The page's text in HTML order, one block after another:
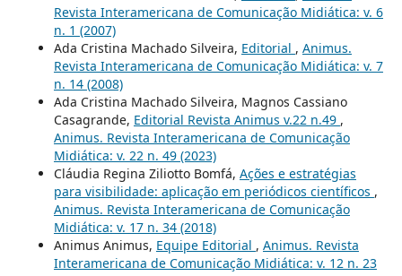
Revista Interamericana de Comunicação Midiática: v. 6
n. 1 (2007)
Ada Cristina Machado Silveira, Editorial , Animus.
Revista Interamericana de Comunicação Midiática: v. 7
n. 14 (2008)
Ada Cristina Machado Silveira, Magnos Cassiano
Casagrande, Editorial Revista Animus v.22 n.49 ,
Animus. Revista Interamericana de Comunicação
Midiática: v. 22 n. 49 (2023)
Cláudia Regina Ziliotto Bomfá, Ações e estratégias
para visibilidade: aplicação em periódicos científicos ,
Animus. Revista Interamericana de Comunicação
Midiática: v. 17 n. 34 (2018)
Animus Animus, Equipe Editorial , Animus. Revista
Interamericana de Comunicação Midiática: v. 12 n. 23